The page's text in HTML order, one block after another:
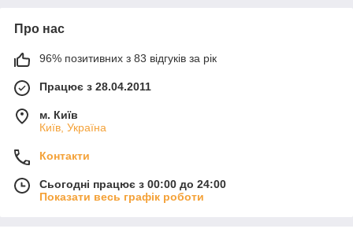
Про нас
96% позитивних з 83 відгуків за рік
Працює з 28.04.2011
м. Київ
Київ, Україна
Контакти
Сьогодні працює з 00:00 до 24:00
Показати весь графік роботи